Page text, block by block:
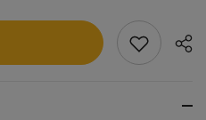
Add